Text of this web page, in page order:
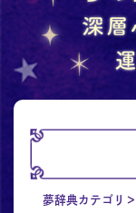
夢辞典カテゴリ